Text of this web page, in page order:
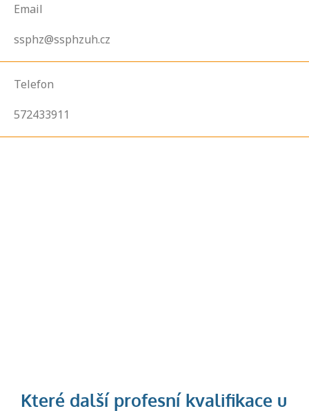
Email
ssphz@ssphzuh.cz
Telefon
572433911